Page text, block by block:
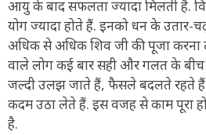
आयु के बाद सफलता ज्यादा मिलती है.
योग ज्यादा होते हैं. इनको धन के उतार-
अधिक से अधिक शिव जी की पूजा करना
वाले लोग कई बार सही और गलत के बीच
जल्दी उलझ जाते हैं, फैसले बदलते रहते
कदम उठा लेते हैं. इस वजह से काम पूरा
है.